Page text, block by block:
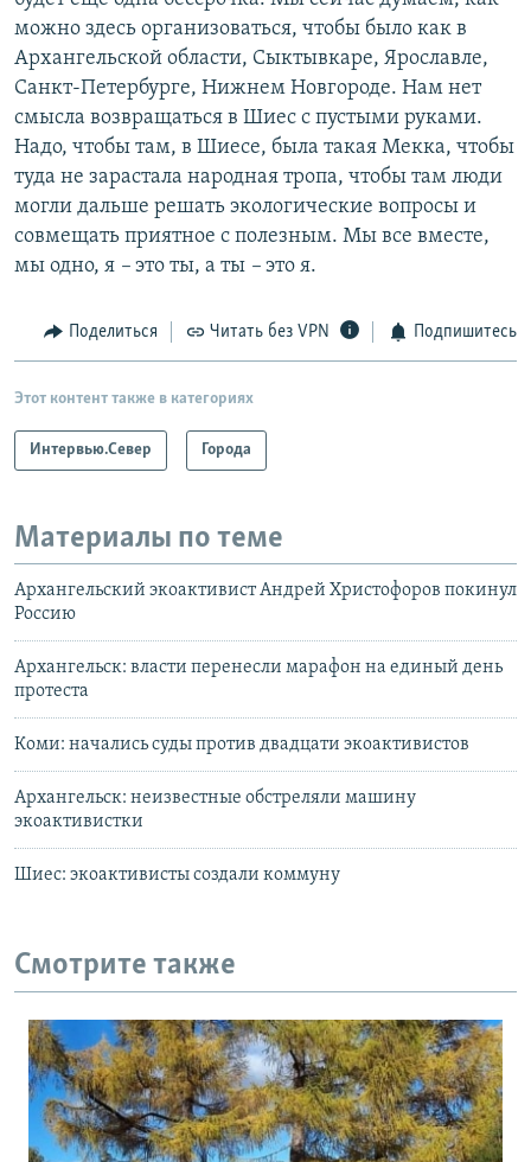
можно здесь организоваться, чтобы было как в
Архангельской области, Сыктывкаре, Ярославле,
Санкт-Петербурге, Нижнем Новгороде. Нам нет
смысла возвращаться в Шиес с пустыми руками.
Надо, чтобы там, в Шиесе, была такая Мекка, чтобы
туда не зарастала народная тропа, чтобы там люди
могли дальше решать экологические вопросы и
совмещать приятное с полезным. Мы все вместе,
мы одно, я –​ это ты, а ты –​ это я.
Поделиться Читать без VPN Подпишитесь
Этот контент также в категориях
Интервью.Север Города
Материалы по теме
Архангельский экоактивист Андрей Христофоров покинул
Россию
Архангельск: власти перенесли марафон на единый день
протеста
Коми: начались суды против двадцати экоактивистов
Архангельск: неизвестные обстреляли машину
экоактивистки
Шиес: экоактивисты создали коммуну
Смотрите также